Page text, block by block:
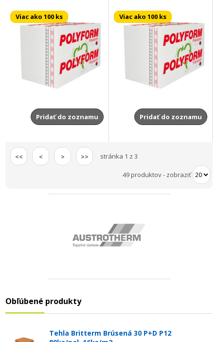
Viac ako 100 ks
Pridať do zoznamu
Viac ako 100 ks
Pridať do zoznamu
<< < > >> stránka 1 z 3
49 produktov- zobraziť
Obľúbené produkty
Tehla Britterm Brúsená 30 P+D P12